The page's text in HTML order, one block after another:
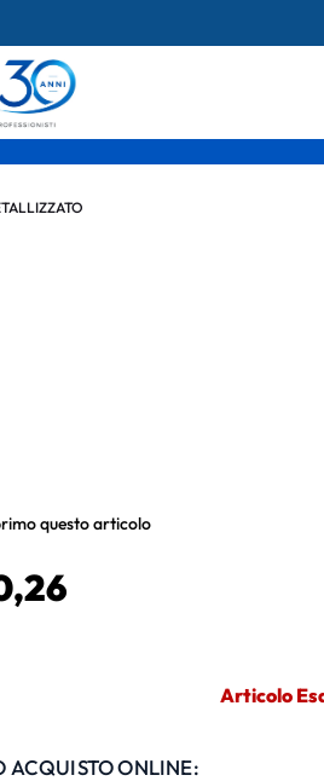
questo articolo
Articolo
ACQUISTO ONLINE: